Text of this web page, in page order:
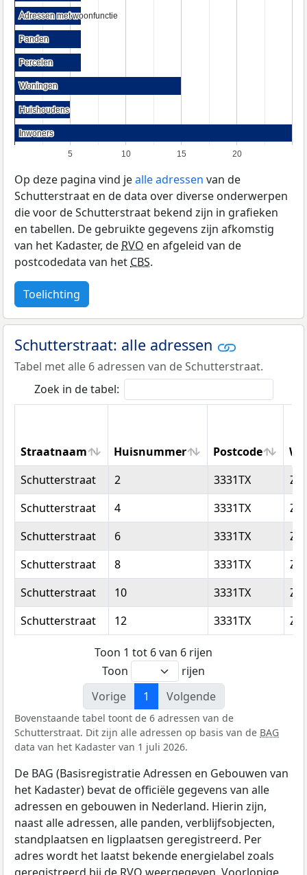
5 10 15 20
Adressen met woonfunctie
Adressen met woonfunctie
Panden
Panden
Percelen
Percelen
Woningen
Woningen
Huishoudens
Huishoudens
Inwoners
Inwoners
Op deze pagina vind jealle adressen van de
Schutterstraat en de data over diverse onderwerpen
die voor de Schutterstraat bekend zijn in grafieken
en tabellen. De gebruikte gegevens zijn afkomstig
van het Kadaster, deRVO en afgeleid van de
postcodedata van hetCBS.
Toelichting
Schutterstraat: alle adressen
Tabel met alle 6 adressen van de Schutterstraat.
Zoek in de tabel:
Straatnaam Huisnummer Postcode
Straatnaam
Huisnummer Postcode
Schutterstraat 2 3331TX
Schutterstraat
4 3331TX
Schutterstraat
6 3331TX
Schutterstraat
8 3331TX
Schutterstraat
10 3331TX
Schutterstraat
12 3331TX
Toon 1 tot 6 van 6 rijen
Toon
rijen
Vorige
1 Volgende
Bovenstaande tabel toont de 6 adressen van de
Schutterstraat. Dit zijn alle adressen op basis van de BAG
data van het Kadaster van 1 juli 2026.
De BAG (Basisregistratie Adressen en Gebouwen van
het Kadaster) bevat de officiële gegevens van alle
adressen en gebouwen in Nederland. Hierin zijn,
naast alle adressen, alle panden, verblijfsobjecten,
standplaatsen en ligplaatsen geregistreerd. Per
adres wordt het laatst bekende energielabel zoals